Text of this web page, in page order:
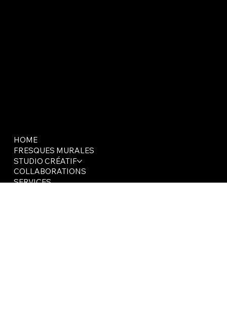
HOME
FRESQUES MURALES
STUDIO CRÉATIF
COLLABORATIONS
SERVICES